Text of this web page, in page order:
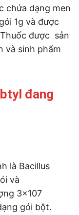
chứa dạng men
1g và được
được sản
và sinh phẩm
đang
là Bacillus
và
3×107
gói bột.